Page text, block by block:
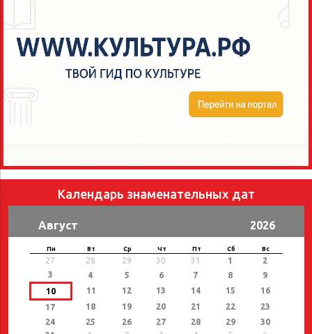
Календарь знаменательных дат
Август 2026
Пн Вт Ср Чт Пт Сб Вс
27 28 29 30 31 1
2
3
4 5 6 7 8
9
10
11 12 13 14 15
16
17
18 19 20 21 22
23
24
25 26 27 28 29
30